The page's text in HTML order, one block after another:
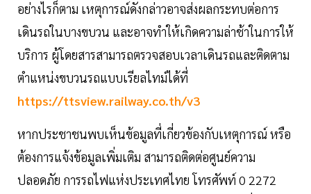
อย่างไรก็ตาม เหตุการณ์ดังกล่าวอาจส่งผลกระทบต่อการ
เดินรถในบางขบวน และอาจทำให้เกิดความล่าช้าในการให้
บริการ ผู้โดยสารสามารถตรวจสอบเวลาเดินรถและติดตาม
ตำแหน่งขบวนรถแบบเรียลไทม์ได้ที่
https://ttsview.railway.co.th/v3
หากประชาชนพบเห็นข้อมูลที่เกี่ยวข้องกับเหตุการณ์ หรือ
ต้องการแจ้งข้อมูลเพิ่มเติม สามารถติดต่อศูนย์ความ
ปลอดภัย การรถไฟแห่งประเทศไทย โทรศัพท์ 0 2272